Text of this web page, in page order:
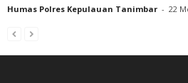
Humas Polres Kepulauan Tanimbar - 22